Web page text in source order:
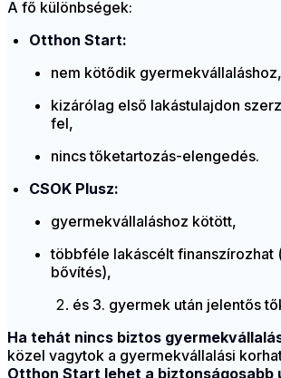
A fő különbségek:
Otthon Start:
nem kötődik gyermekvállaláshoz,
kizárólag első lakástulajdon
fel,
nincs tőketartozás-elengedés.
CSOK Plusz:
gyermekvállaláshoz kötött,
többféle lakáscélt finanszírozhat
bővítés),
és 3. gyermek után jelentős
Ha tehát nincs biztos
közel vagytok a gyermekvállalási
Otthon Start lehet a biztonságosabb